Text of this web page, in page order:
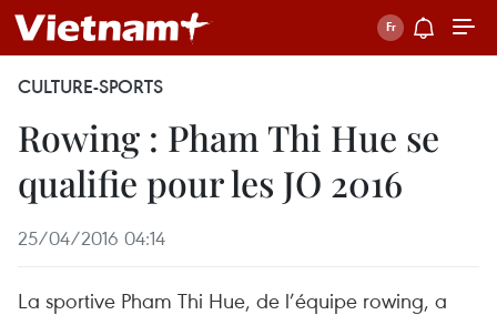
CULTURE-SPORTS
Rowing : Pham Thi Hue se
qualifie pour les JO 2016
25/04/2016 04:14
La sportive Pham Thi Hue, de l’équipe rowing, a